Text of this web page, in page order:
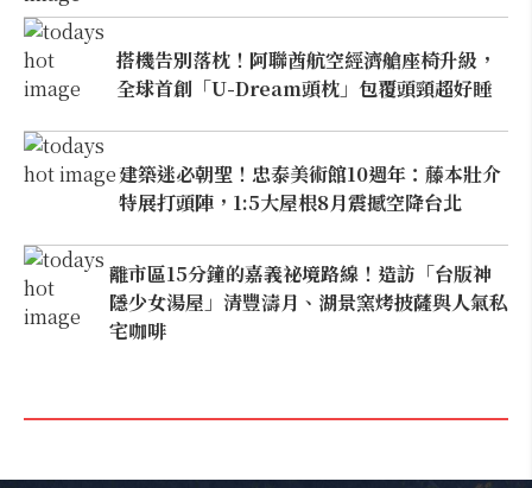
搭機告別落枕！阿聯酋航空經濟艙座椅升級，
全球首創「U-Dream頭枕」包覆頭頸超好睡
建築迷必朝聖！忠泰美術館10週年：藤本壯介
特展打頭陣，1:5大屋根8月震撼空降台北
離市區15分鐘的嘉義祕境路線！造訪「台版神
隱少女湯屋」清豐濤月、湖景窯烤披薩與人氣私
宅咖啡